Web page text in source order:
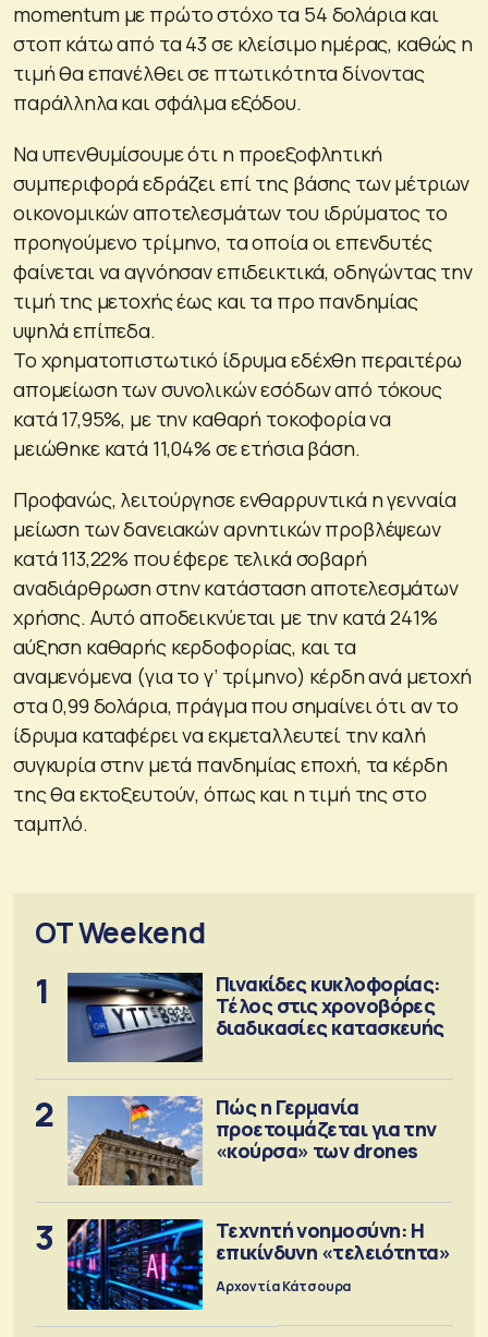
momentum με πρώτο στόχο τα 54 δολάρια και
στοπ κάτω από τα 43 σε κλείσιμο ημέρας, καθώς η
τιμή θα επανέλθει σε πτωτικότητα δίνοντας
παράλληλα και σφάλμα εξόδου.
Να υπενθυμίσουμε ότι η προεξοφλητική
συμπεριφορά εδράζει επί της βάσης των μέτριων
οικονομικών αποτελεσμάτων του ιδρύματος το
προηγούμενο τρίμηνο, τα οποία οι επενδυτές
φαίνεται να αγνόησαν επιδεικτικά, οδηγώντας την
τιμή της μετοχής έως και τα προ πανδημίας
υψηλά επίπεδα.
Το χρηματοπιστωτικό ίδρυμα εδέχθη περαιτέρω
απομείωση των συνολικών εσόδων από τόκους
κατά 17,95%, με την καθαρή τοκοφορία να
μειώθηκε κατά 11,04% σε ετήσια βάση.
Προφανώς, λειτούργησε ενθαρρυντικά η γενναία
μείωση των δανειακών αρνητικών προβλέψεων
κατά 113,22% που έφερε τελικά σοβαρή
αναδιάρθρωση στην κατάσταση αποτελεσμάτων
χρήσης. Αυτό αποδεικνύεται με την κατά 241%
αύξηση καθαρής κερδοφορίας, και τα
αναμενόμενα (για το γ’ τρίμηνο) κέρδη ανά μετοχή
στα 0,99 δολάρια, πράγμα που σημαίνει ότι αν το
ίδρυμα καταφέρει να εκμεταλλευτεί την καλή
συγκυρία στην μετά πανδημίας εποχή, τα κέρδη
της θα εκτοξευτούν, όπως και η τιμή της στο
ταμπλό.
OT Weekend
1
Πινακίδες κυκλοφορίας:
Τέλος στις χρονοβόρες
διαδικασίες κατασκευής
2
Πώς η Γερμανία
προετοιμάζεται για την
«κούρσα» των drones
3
Τεχνητή νοημοσύνη: Η
επικίνδυνη «τελειότητα»
Αρχοντία Κάτσουρα